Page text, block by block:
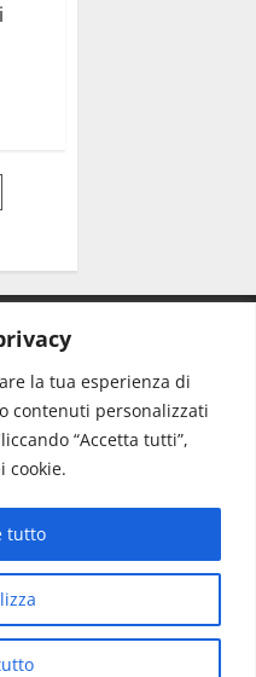
la tua esperienza di
contenuti personalizzati
“Accetta tutti”,
cookie.
tutto
EVENTI
Salute